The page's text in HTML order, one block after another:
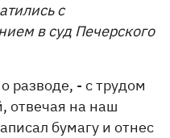
с
в суд Печерского
разводе, - с трудом
отвечая на наш
бумагу и отнес